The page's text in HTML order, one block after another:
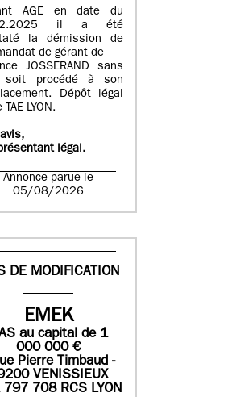
AGE en date du
il a été
la démission de
de gérant de
JOSSERAND sans
soit procédé à son
Dépôt légal
LYON.
légal.
Annonce parue le
05/08/2026
DE MODIFICATION
EMEK
au capital de 1
000 000€
Pierre Timbaud -
VENISSIEUX
708 RCS LYON